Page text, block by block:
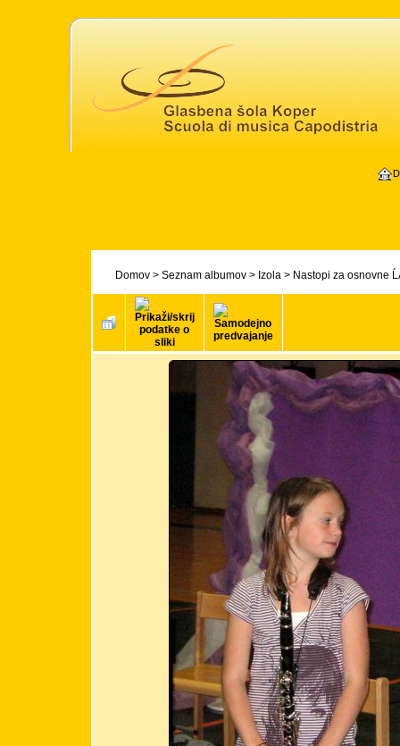
Domov> Seznam albumov> Izola> Nastopi za osnovne